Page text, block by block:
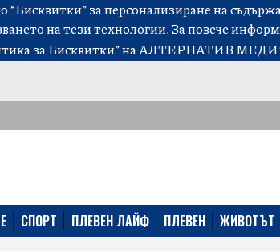
за персонализиране на
на тези технологии. За повече
за Бисквитки”на АЛТЕРНАТИВ
СПОРТ ПЛЕВЕН ЛАЙФ ПЛЕВЕН ЖИВОТЪТ